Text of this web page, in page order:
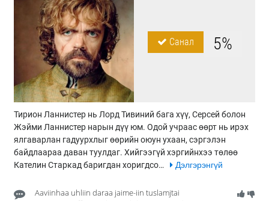
Санал 5%
Тирион Ланнистер нь Лорд Тивиний бага хүү, Серсей болон
Жэйми Ланнистер нарын дүү юм. Одой учраас өөрт нь ирэх
ялгаварлан гадуурхлыг өөрийн оюун ухаан, сэргэлэн
байдлаараа даван туулдаг. Хийгээгүй хэргийнхээ төлөө
Кателин Старкад баригдан хоригдсо…
Дэлгэрэнгүй
Aaviinhaa uhliin daraa jaime-iin tuslamjtai